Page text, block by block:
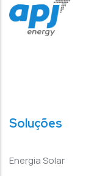
Soluções
Energia Solar